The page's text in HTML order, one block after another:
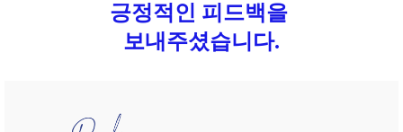
긍정적인 피드백을
보내주셨습니다.